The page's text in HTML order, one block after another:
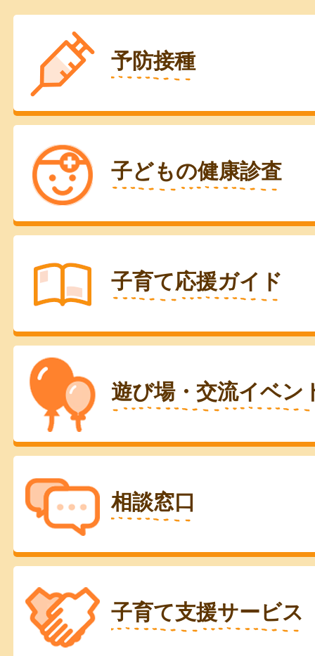
予防接種
子どもの健康診査
子育て応援ガイド
遊び場・交流イベン
相談窓口
子育て支援サービス